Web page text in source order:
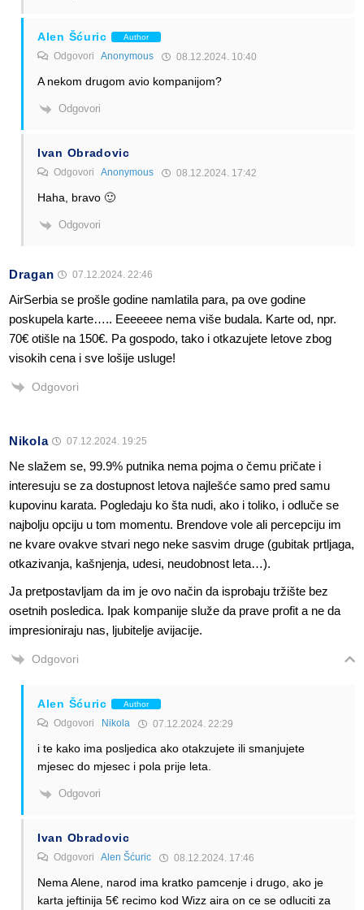
Alen Šćuric Author
Odgovori Anonymous 08.12.2024. 10:40
A nekom drugom avio kompanijom?
Odgovori
Ivan Obradovic
Odgovori Anonymous 08.12.2024. 17:42
Haha, bravo 🙂
Odgovori
Dragan 07.12.2024. 22:46
AirSerbia se prošle godine namlatila para, pa ove godine
poskupela karte….. Eeeeeee nema više budala. Karte od, npr.
70€ otišle na 150€. Pa gospodo, tako i otkazujete letove zbog
visokih cena i sve lošije usluge!
Odgovori
Nikola 07.12.2024. 19:25
Ne slažem se, 99.9% putnika nema pojma o čemu pričate i
interesuju se za dostupnost letova najlešće samo pred samu
kupovinu karata. Pogledaju ko šta nudi, ako i toliko, i odluče se
najbolju opciju u tom momentu. Brendove vole ali percepciju im
ne kvare ovakve stvari nego neke sasvim druge (gubitak prtljaga,
otkazivanja, kašnjenja, udesi, neudobnost leta…).
Ja pretpostavljam da im je ovo način da isprobaju tržište bez
osetnih posledica. Ipak kompanije služe da prave profit a ne da
impresioniraju nas, ljubitelje avijacije.
Odgovori
Alen Šćuric Author
Odgovori Nikola 07.12.2024. 22:29
i te kako ima posljedica ako otakzujete ili smanjujete
mjesec do mjesec i pola prije leta.
Odgovori
Ivan Obradovic
Odgovori Alen Šćuric 08.12.2024. 17:46
Nema Alene, narod ima kratko pamcenje i drugo, ako je
karta jeftinija 5€ recimo kod Wizz aira on ce se odluciti za